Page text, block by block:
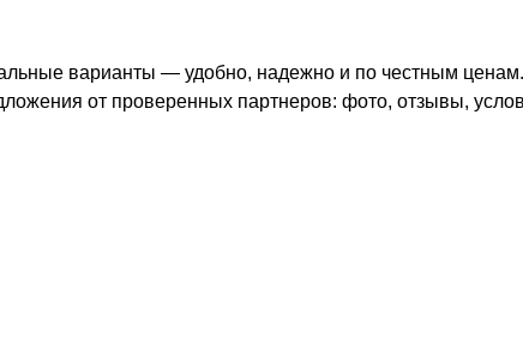
варианты — удобно, надежно и по честным
от проверенных партнеров: фото, отзывы,